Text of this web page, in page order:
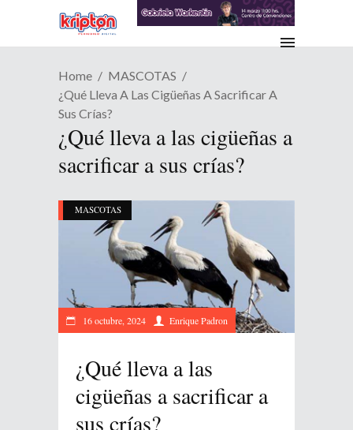
Home
MASCOTAS
¿Qué Lleva A Las Cigüeñas A Sacrificar A
Sus Crías?
¿Qué lleva a las cigüeñas a
sacrificar a sus crías?
MASCOTAS
16 octubre, 2024 Enrique Padron
¿Qué lleva a las
cigüeñas a sacrificar a
sus crías?